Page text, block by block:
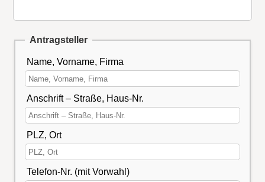
Antragsteller
Name, Vorname, Firma
Anschrift – Straße, Haus-Nr.
PLZ, Ort
Telefon-Nr. (mit Vorwahl)